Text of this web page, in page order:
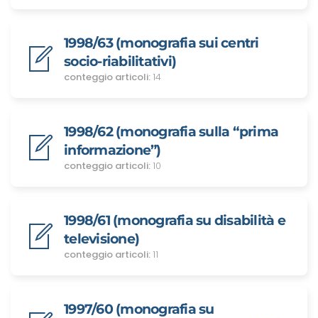
1998/63 (monografia sui centri
socio-riabilitativi)
conteggio articoli: 14
1998/62 (monografia sulla “prima
informazione”)
conteggio articoli: 10
1998/61 (monografia su disabilità e
televisione)
conteggio articoli: 11
1997/60 (monografia su